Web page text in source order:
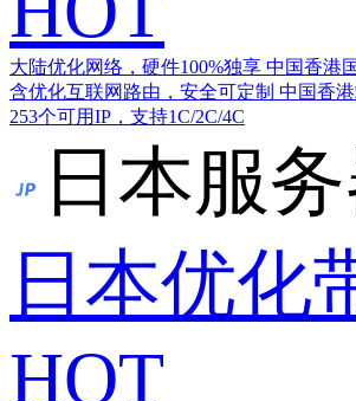
大陆优化网络，硬件100%独享 中国香港
含优化互联网路由，安全可定制 中国香
253个可用IP，支持1C/2C/4C
日本服
日本优化
HOT